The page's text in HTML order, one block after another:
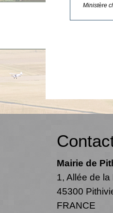
Ministère
Mairie de
1, Allée de la
45300
FRANCE